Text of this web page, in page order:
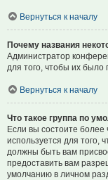
Вернуться к началу
Почему названия
Администратор
для того, чтобы их было
Вернуться к началу
Что такое группа по
Если вы состоите
используется для того,
должны быть вам
предоставить вам
умолчанию в личном